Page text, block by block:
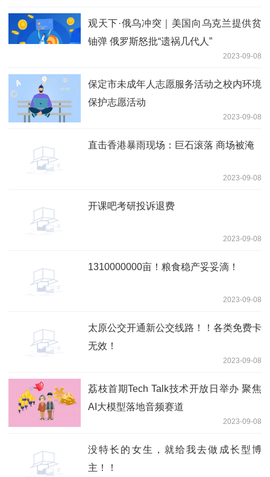
观天下·俄乌冲突｜美国向乌克兰提供贫
铀弹 俄罗斯怒批“遗祸几代人”
2023-09-08
保定市未成年人志愿服务活动之校内环境
保护志愿活动
2023-09-08
直击香港暴雨现场：巨石滚落 商场被淹
2023-09-08
开课吧考研投诉退费
2023-09-08
1310000000亩！粮食稳产妥妥滴！
2023-09-08
太原公交开通新公交线路！！各类免费卡
无效！
2023-09-08
荔枝首期Tech Talk技术开放日举办 聚焦
AI大模型落地音频赛道
2023-09-08
没特长的女生，就给我去做成长型博
主！！